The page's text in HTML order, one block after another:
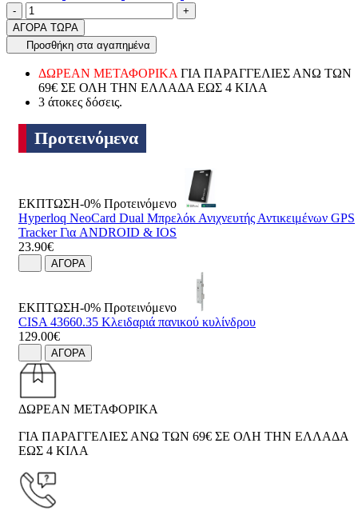
Ποσότητα
-product.increase.quantity +
ΑΓΟΡΑ ΤΩΡΑ
Προσθήκη στα αγαπημένα
ΔΩΡΕΑΝ ΜΕΤΑΦΟΡΙΚΑ ΓΙΑ ΠΑΡΑΓΓΕΛΙΕΣ ΑΝΩ ΤΩΝ
69€ ΣΕ ΟΛΗ ΤΗΝ ΕΛΛΑΔΑ ΕΩΣ 4 ΚΙΛΑ
3 άτοκες δόσεις.
Προτεινόμενα
ΕΚΠΤΩΣΗ-0% Προτεινόμενο
Hyperloq NeoCard Dual Μπρελόκ Ανιχνευτής Αντικειμένων GPS
Tracker Για ANDROID & IOS
23.90€
ΑΓΟΡΑ
ΕΚΠΤΩΣΗ-0% Προτεινόμενο
CISA 43660.35 Κλειδαριά πανικού κυλίνδρου
129.00€
ΑΓΟΡΑ
ΔΩΡΕΑΝ ΜΕΤΑΦΟΡΙΚΑ
ΓΙΑ ΠΑΡΑΓΓΕΛΙΕΣ ΑΝΩ ΤΩΝ 69€ ΣΕ ΟΛΗ ΤΗΝ ΕΛΛΑΔΑ
ΕΩΣ 4 ΚΙΛΑ